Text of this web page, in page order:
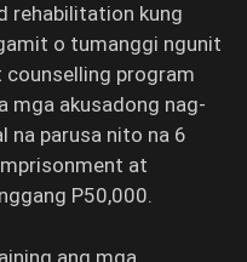
rehabilitation kung
o tumanggi ngunit
program
mga akusadong nag-
na parusa nito na 6
at
P50,000.
ang mga